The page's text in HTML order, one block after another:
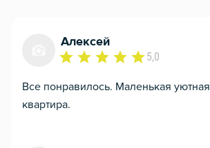
Алексей
5,0
Все понравилось. Маленькая уютная
квартира.